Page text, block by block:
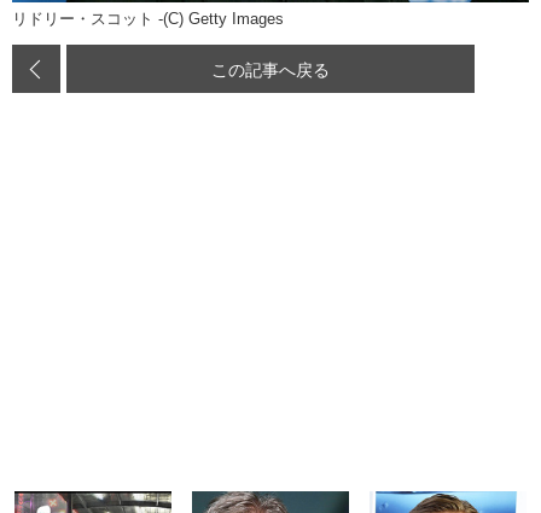
リドリー・スコット -(C) Getty Images
この記事へ戻る